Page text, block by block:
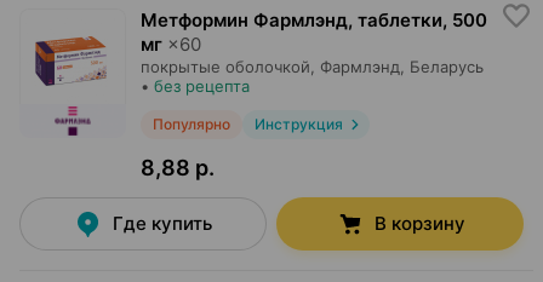
Метформин Фармлэнд, таблетки, 500
мг ×60
покрытые оболочкой, Фармлэнд , Беларусь
• без рецепта
Популярно Инструкция
8,88 р.
Где купить В корзину